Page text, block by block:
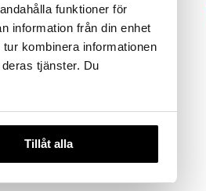
funktioner för
information från din enhet
kombinera informationen
tjänster. Du
Tillåt alla
7,89 €